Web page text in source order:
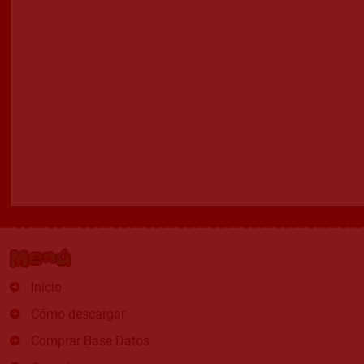
Menú
Inicio
Cómo descargar
Comprar Base Datos